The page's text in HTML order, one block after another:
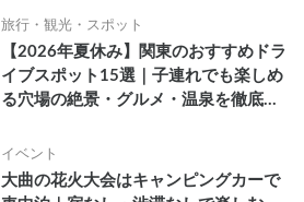
旅行・観光・スポット
【2026年夏休み】関東のおすすめドラ
イブスポット15選｜子連れでも楽しめ
る穴場の絶景・グルメ・温泉を徹底解
イベント
大曲の花火大会はキャンピングカーで